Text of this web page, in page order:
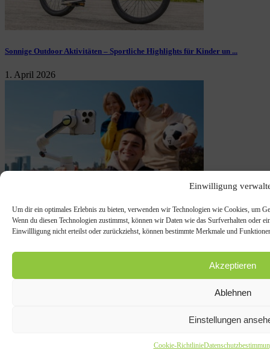
Wenn du diesen Technologien zustimmst, können wir Daten wie das Surfverhalten oder
Einwillligung nicht erteilst oder zurückziehst, können bestimmte Merkmale und
Sonnige Outdoor Aktivitäten – Sportliche Highlights für Kinder un ...
1. April 2026
Vorhang auf für den Insta360 Flow Pro 2
26. Februar 2026